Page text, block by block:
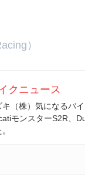
）
クニュース
（株）気になるバ
モンスターS2R、